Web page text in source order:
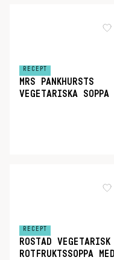
RECEPT
MRS PANKHURSTS
VEGETARISKA SOPPA
RECEPT
ROSTAD VEGETARISK
ROTFRUKTSSOPPA MED